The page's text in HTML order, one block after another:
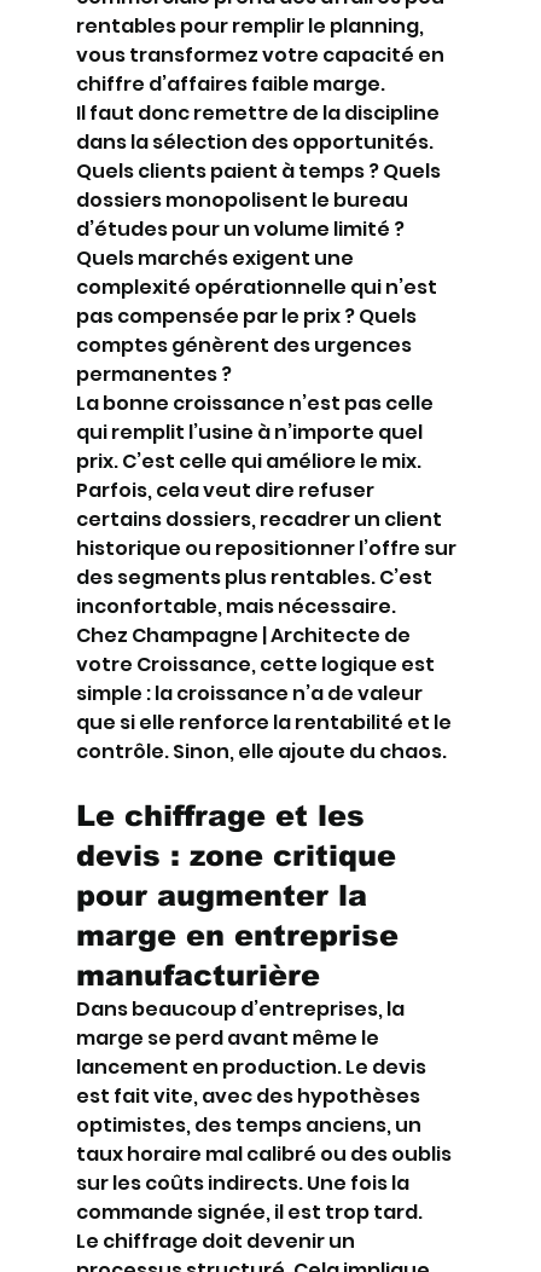
rentables pour remplir le planning,
vous transformez votre capacité en
chiffre d’affaires faible marge.
Il faut donc remettre de la discipline
dans la sélection des opportunités.
Quels clients paient à temps ? Quels
dossiers monopolisent le bureau
d’études pour un volume limité ?
Quels marchés exigent une
complexité opérationnelle qui n’est
pas compensée par le prix ? Quels
comptes génèrent des urgences
permanentes ?
La bonne croissance n’est pas celle
qui remplit l’usine à n’importe quel
prix. C’est celle qui améliore le mix.
Parfois, cela veut dire refuser
certains dossiers, recadrer un client
historique ou repositionner l’offre sur
des segments plus rentables. C’est
inconfortable, mais nécessaire.
Chez Champagne | Architecte de
votre Croissance, cette logique est
simple : la croissance n’a de valeur
que si elle renforce la rentabilité et le
contrôle. Sinon, elle ajoute du chaos.
Le chiffrage et les
devis : zone critique
pour augmenter la
marge en entreprise
manufacturière
Dans beaucoup d’entreprises, la
marge se perd avant même le
lancement en production. Le devis
est fait vite, avec des hypothèses
optimistes, des temps anciens, un
taux horaire mal calibré ou des oublis
sur les coûts indirects. Une fois la
commande signée, il est trop tard.
Le chiffrage doit devenir un